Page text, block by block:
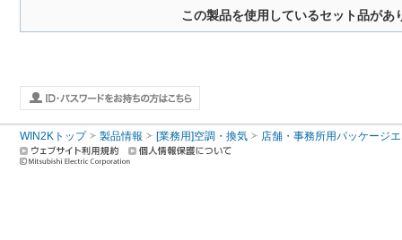
この製品を使用しているセット品があ
WIN2Kトップ 製品情報 [業務用]空調・換気 店舗・事務所用パッケージ